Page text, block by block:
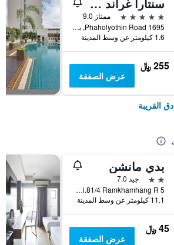
5 نجوم
ممتاز 9.0
1695 Phaholyothin Road, بانكوك, تايلاند
1.6 كيلومتر عن وسط المدينة
255 ﷼
عرض الصفقة
القريبة
بدي مانشن
2 نجمتين
جيد 7.0
5 Soi.81/4 Ramkhamhang R., بانكوك, تايلاند
11.1 كيلومتر عن وسط المدينة
45 ﷼
عرض الصفقة